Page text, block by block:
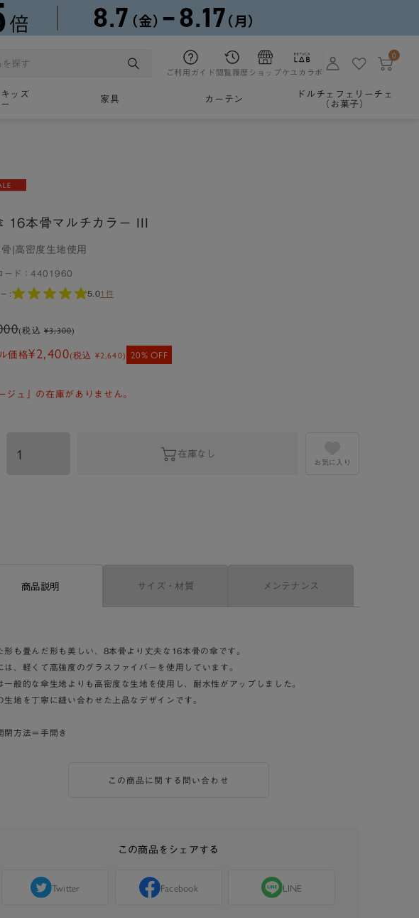
ご利用ガイド 閲覧履歴 ショップケユカラボ
0
ッズ
家具 カーテン
ドルチェフェリーチェ
（お菓子）
16本骨マルチカラー III
|高密度生地使用
ード：4401960
: 5.01件
(税込 ¥3,300)
価格¥2,400(税込 ¥2,640) 20% OFF
ジュ」の在庫がありません。
在庫なし
お気に入り
商品説明 サイズ・材質 メンテナンス
形も畳んだ形も美しい、8本骨より丈夫な16本骨の傘です。
は、軽くて高強度のグラスファイバーを使用しています。
一般的な傘生地よりも高密度な生地を使用し、耐水性がアップしました。
生地を丁寧に縫い合わせた上品なデザインです。
閉方法＝手開き
この商品に関する問い合わせ
この商品をシェアする
Twitter Facebook LINE